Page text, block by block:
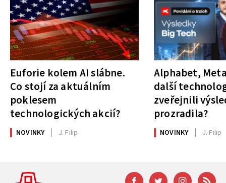
Euforie kolem AI slábne.
Co stojí za aktuálním
poklesem
technologických akcií?
NOVINKY J. Filip
Alphabet,
další
zveřejnili
prozradila?
NOVINKY J. Filip